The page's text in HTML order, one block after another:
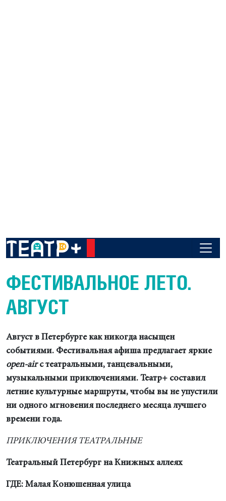
ФЕСТИВАЛЬНОЕ ЛЕТО.
АВГУСТ
Август в Петербурге как никогда насыщен
событиями. Фестивальная афиша предлагает яркие
open-airс театральными, танцевальными,
музыкальными приключениями. Театр+ составил
летние культурные маршруты, чтобы вы не упустили
ни одного мгновения последнего месяца лучшего
времени года.
ПРИКЛЮЧЕНИЯ ТЕАТРАЛЬНЫЕ
Театральный Петербург на Книжных аллеях
ГДЕ: Малая Конюшенная улица